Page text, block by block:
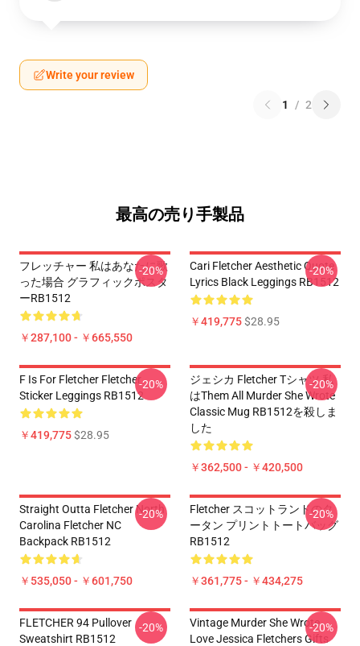
Write your review
1 / 2
最高の売り手製品
フレッチャー 私はあなたに歌
った場合 グラフィックポスタ
ーRB1512
￥287,100 - ￥665,550
-20%
Cari Fletcher Aesthetic Quote
Lyrics Black Leggings RB1512
￥419,775$28.95
-20%
F Is For Fletcher Fletcher
Sticker Leggings RB1512
￥419,775$28.95
-20%
ジェシカ Fletcher Tシャツ 私
はThem All Murder She Wrote
Classic Mug RB1512を殺しま
した
￥362,500 - ￥420,500
-20%
Straight Outta Fletcher North
Carolina Fletcher NC
Backpack RB1512
￥535,050 - ￥601,750
-20%
Fletcher スコットランドのタ
ータン プリントトートバッグ
RB1512
￥361,775 - ￥434,275
-20%
FLETCHER 94 Pullover
Sweatshirt RB1512
-20%
Vintage Murder She Wrote
Love Jessica Fletchers Gifts
-20%